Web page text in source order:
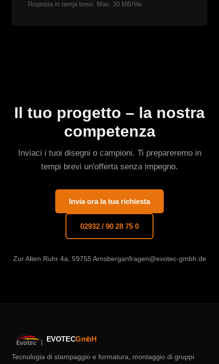
Risposta in tempi brevi. Max. 20 MB/file.
Il tuo progetto – la nostra
competenza
Inviaci i tuoi disegni o campioni. Ti prepareremo in
tempi brevi un'offerta senza impegno.
Invia ora la tua richiesta
02932 / 90 28 75 0
Zur Alten Ruhr 4a, 59755 Arnsberganfragen@evotec-gmbh.de
EVOTECGmbH
Tecnologia di stampaggio e formatura, montaggio di gruppi